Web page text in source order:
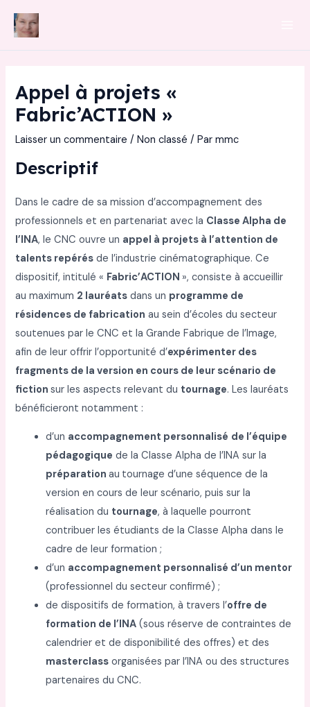
Appel à projets «
Fabric’ACTION »
Laisser un commentaire /Non classé / Parmmc
Descriptif
Dans le cadre de sa mission d’accompagnement des
professionnels et en partenariat avec la Classe Alpha de
l’INA, le CNC ouvre un appel à projets à l’attention de
talents repérés de l’industrie cinématographique. Ce
dispositif, intitulé « Fabric’ACTION », consiste à accueillir
au maximum 2 lauréats dans un programme de
résidences de fabrication au sein d’écoles du secteur
soutenues par le CNC et la Grande Fabrique de l’Image,
afin de leur offrir l’opportunité d’expérimenter des
fragments de la version en cours de leur scénario de
fictionsur les aspects relevant du tournage. Les lauréats
bénéficieront notamment :
d’un accompagnement personnalisé de l’équipe
pédagogique de la Classe Alpha de l’INA sur la
préparationau tournage d’une séquence de la
version en cours de leur scénario, puis sur la
réalisation du tournage, à laquelle pourront
contribuer les étudiants de la Classe Alpha dans le
cadre de leur formation ;
d’un accompagnement personnalisé d’un mentor
(professionnel du secteur confirmé) ;
de dispositifs de formation, à travers l’offre de
formation de l’INA (sous réserve de contraintes de
calendrier et de disponibilité des offres) et des
masterclass organisées par l’INA ou des structures
partenaires du CNC.